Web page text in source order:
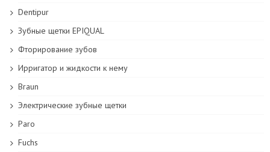
Dentipur
Зубные щетки EPIQUAL
Фторирование зубов
Ирригатор и жидкости к нему
Braun
Электрические зубные щетки
Paro
Fuchs